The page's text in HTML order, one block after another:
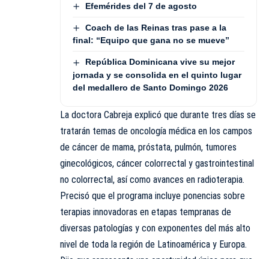
Efemérides del 7 de agosto
Coach de las Reinas tras pase a la
final: “Equipo que gana no se mueve”
República Dominicana vive su mejor
jornada y se consolida en el quinto lugar
del medallero de Santo Domingo 2026
La doctora Cabreja explicó que durante tres días se
tratarán temas de oncología médica en los campos
de cáncer de mama, próstata, pulmón, tumores
ginecológicos, cáncer colorrectal y gastrointestinal
no colorrectal, así como avances en radioterapia.
Precisó que el programa incluye ponencias sobre
terapias innovadoras en etapas tempranas de
diversas patologías y con exponentes del más alto
nivel de toda la región de Latinoamérica y Europa.